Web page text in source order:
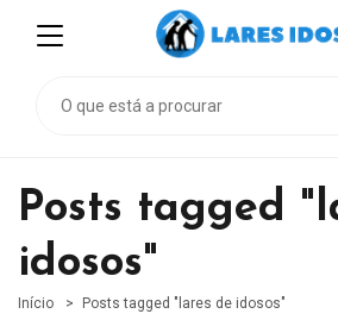
Posts tagged
idosos"
Início Posts tagged "lares de idosos"